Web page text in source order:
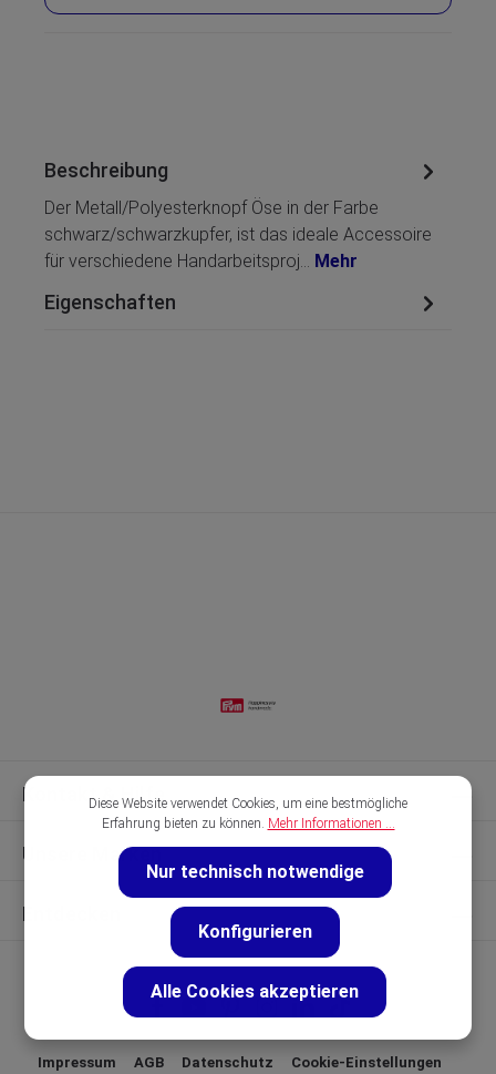
Beschreibung
Der Metall/Polyesterknopf Öse in der Farbe
schwarz/schwarzkupfer, ist das ideale Accessoire
für verschiedene Handarbeitsproj… Mehr
Eigenschaften
Kontakt & Hilfe
Unsere Marken
Entdecken
Impressum AGB Datenschutz Cookie-Einstellungen
Diese Website verwendet Cookies, um eine bestmögliche
Erfahrung bieten zu können. Mehr Informationen ...
Nur technisch notwendige
Konfigurieren
Alle Cookies akzeptieren